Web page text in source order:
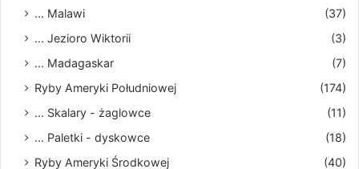
... Malawi
(37)
... Jezioro Wiktorii
(3)
... Madagaskar
(7)
Ryby Ameryki Południowej
(174)
... Skalary - żaglowce
(11)
... Paletki - dyskowce
(18)
Ryby Ameryki Środkowej
(40)